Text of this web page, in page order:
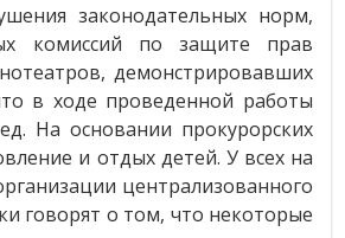
законодательных норм,
комиссий по защите прав
демонстрировавших
в ходе проведенной работы
На основании прокурорских
и отдых детей. У всех на
централизованного
говорят о том, что некоторые